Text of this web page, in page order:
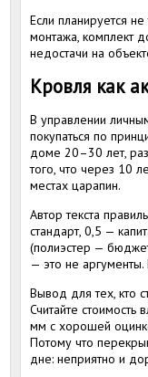
Если планируется
монтажа, комплект
недостачи на
Кровля как
В управлении
покупаться по
доме 20–30 лет,
того, что через 10
местах царапин.
Автор текста
стандарт, 0,5 —
(полиэстер —
— это не
Вывод для тех, кто
Считайте
мм с хорошей
Потому что
дне: неприятно и